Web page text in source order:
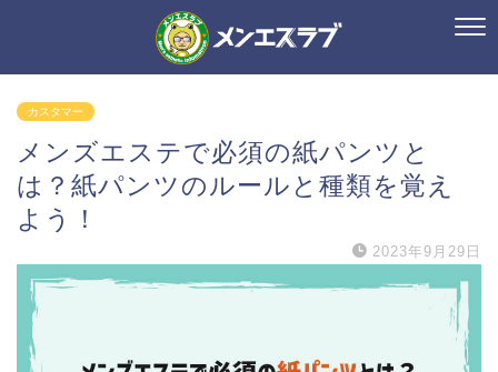
カスタマー
メンズエステで必須の紙パンツと
は？紙パンツのルールと種類を覚え
よう！
2023年9月29日